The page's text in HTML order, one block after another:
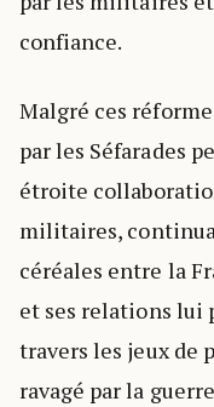
confiance.
Malgré ces
par les Séfarades
étroite
militaires,
céréales entre la
et ses relations lui
travers les jeux de
ravagé par la